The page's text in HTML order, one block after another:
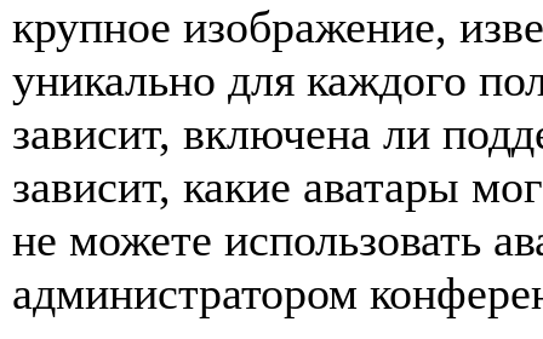
крупное изображение,
уникально для каждого
зависит, включена ли
зависит, какие аватары
не можете использовать
администратором